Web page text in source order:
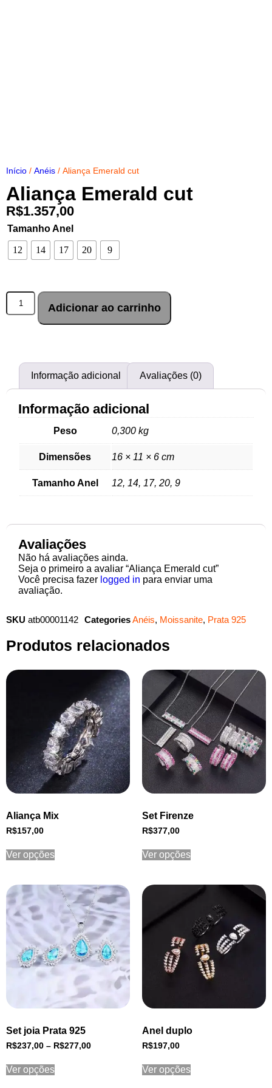
Início / Anéis / Aliança Emerald cut
Aliança Emerald cut
R$1.357,00
Tamanho Anel
12 14 17 20 9
Adicionar ao carrinho
Informação adicional Avaliações (0)
Informação adicional
Peso 0,300 kg
Dimensões 16 × 11 × 6 cm
Tamanho Anel 12, 14, 17, 20, 9
Avaliações
Não há avaliações ainda.
Seja o primeiro a avaliar “Aliança Emerald cut”
Você precisa fazer logged in para enviar uma
avaliação.
SKU atb00001142 CategoriesAnéis, Moissanite, Prata 925
Produtos relacionados
Aliança Mix
R$157,00
Ver opções
Set Firenze
R$377,00
Ver opções
Set joia Prata 925
R$237,00 – R$277,00
Ver opções
Anel duplo
R$197,00
Ver opções